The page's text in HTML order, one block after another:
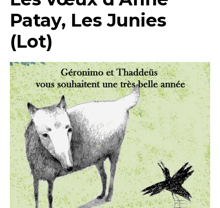
Patay, Les Junies
(Lot)